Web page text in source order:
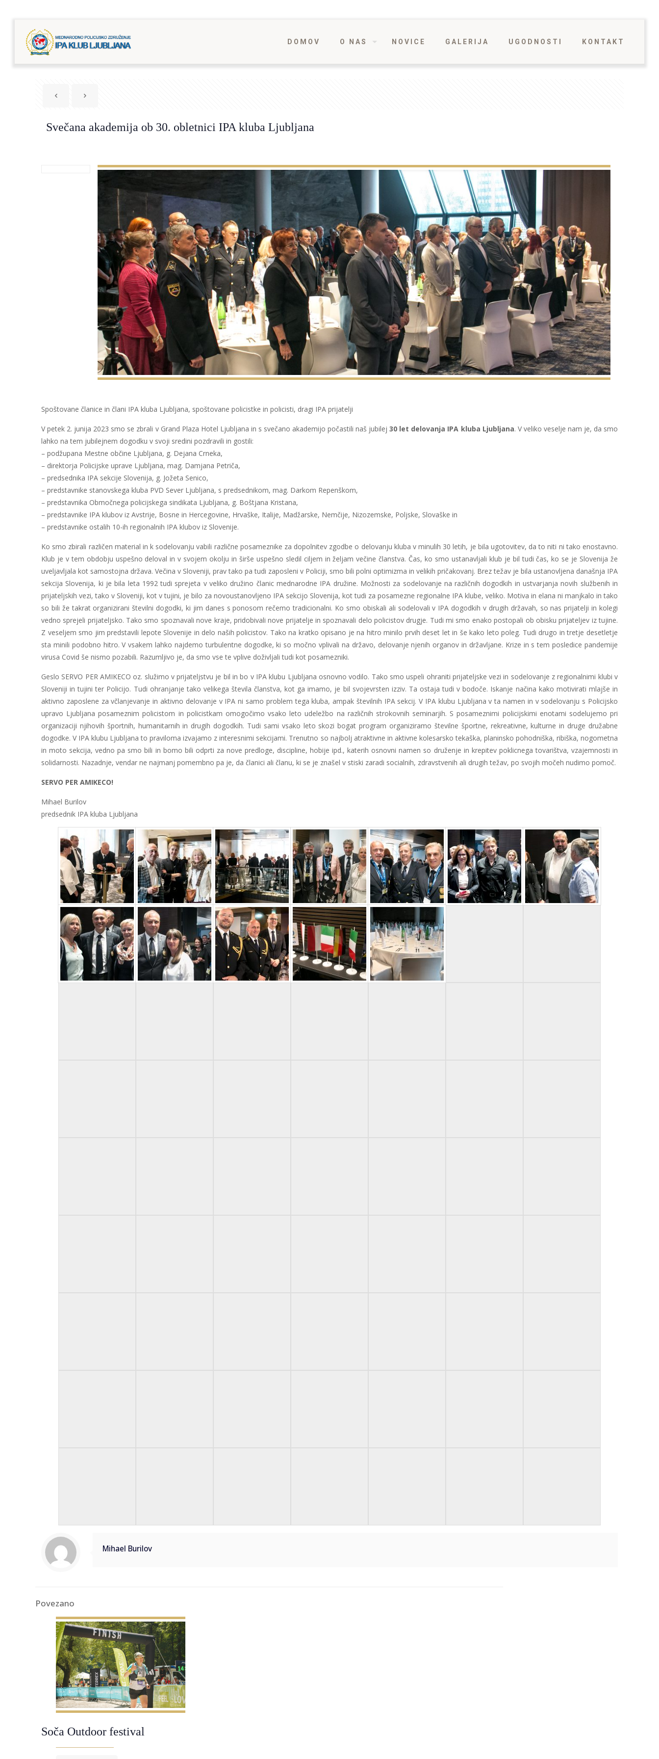
DOMOV O NAS NOVICE GALERIJA UGODNOSTI KONTAKT
Svečana akademija ob 30. obletnici IPA kluba Ljubljana
Spoštovane članice in člani IPA kluba Ljubljana, spoštovane policistke in policisti, dragi IPA prijatelji
V petek 2. junija 2023 smo se zbrali v Grand Plaza Hotel Ljubljana in s svečano akademijo počastili naš jubilej30 let delovanja IPA kluba Ljubljana. V veliko veselje nam je, da smo
lahko na tem jubilejnem dogodku v svoji sredini pozdravili in gostili:
– podžupana Mestne občine Ljubljana, g. Dejana Crneka,
– direktorja Policijske uprave Ljubljana, mag. Damjana Petriča,
– predsednika IPA sekcije Slovenija, g. Jožeta Senico,
– predstavnike stanovskega kluba PVD Sever Ljubljana, s predsednikom, mag. Darkom Repenškom,
– predstavnika Območnega policijskega sindikata Ljubljana, g. Boštjana Kristana,
– predstavnike IPA klubov iz Avstrije, Bosne in Hercegovine, Hrvaške, Italije, Madžarske, Nemčije, Nizozemske, Poljske, Slovaške in
– predstavnike ostalih 10-ih regionalnih IPA klubov iz Slovenije.
Ko smo zbirali različen material in k sodelovanju vabili različne posameznike za dopolnitev zgodbe o delovanju kluba v minulih 30 letih, je bila ugotovitev, da to niti ni tako enostavno.
Klub je v tem obdobju uspešno deloval in v svojem okolju in širše uspešno sledil ciljem in željam večine članstva. Čas, ko smo ustanavljali klub je bil tudi čas, ko se je Slovenija že
uveljavljala kot samostojna država. Večina v Sloveniji, prav tako pa tudi zaposleni v Policiji, smo bili polni optimizma in velikih pričakovanj. Brez težav je bila ustanovljena današnja IPA
sekcija Slovenija, ki je bila leta 1992 tudi sprejeta v veliko družino članic mednarodne IPA družine. Možnosti za sodelovanje na različnih dogodkih in ustvarjanja novih službenih in
prijateljskih vezi, tako v Sloveniji, kot v tujini, je bilo za novoustanovljeno IPA sekcijo Slovenija, kot tudi za posamezne regionalne IPA klube, veliko. Motiva in elana ni manjkalo in tako
so bili že takrat organizirani številni dogodki, ki jim danes s ponosom rečemo tradicionalni. Ko smo obiskali ali sodelovali v IPA dogodkih v drugih državah, so nas prijatelji in kolegi
vedno sprejeli prijateljsko. Tako smo spoznavali nove kraje, pridobivali nove prijatelje in spoznavali delo policistov drugje. Tudi mi smo enako postopali ob obisku prijateljev iz tujine.
Z veseljem smo jim predstavili lepote Slovenije in delo naših policistov. Tako na kratko opisano je na hitro minilo prvih deset let in še kako leto poleg. Tudi drugo in tretje desetletje
sta minili podobno hitro. V vsakem lahko najdemo turbulentne dogodke, ki so močno vplivali na državo, delovanje njenih organov in državljane. Krize in s tem posledice pandemije
virusa Covid še nismo pozabili. Razumljivo je, da smo vse te vplive doživljali tudi kot posamezniki.
Geslo SERVO PER AMIKECO oz. služimo v prijateljstvu je bil in bo v IPA klubu Ljubljana osnovno vodilo. Tako smo uspeli ohraniti prijateljske vezi in sodelovanje z regionalnimi klubi v
Sloveniji in tujini ter Policijo. Tudi ohranjanje tako velikega števila članstva, kot ga imamo, je bil svojevrsten izziv. Ta ostaja tudi v bodoče. Iskanje načina kako motivirati mlajše in
aktivno zaposlene za včlanjevanje in aktivno delovanje v IPA ni samo problem tega kluba, ampak številnih IPA sekcij. V IPA klubu Ljubljana v ta namen in v sodelovanju s Policijsko
upravo Ljubljana posameznim policistom in policistkam omogočimo vsako leto udeležbo na različnih strokovnih seminarjih. S posameznimi policijskimi enotami sodelujemo pri
organizaciji njihovih športnih, humanitarnih in drugih dogodkih. Tudi sami vsako leto skozi bogat program organiziramo številne športne, rekreativne, kulturne in druge družabne
dogodke. V IPA klubu Ljubljana to praviloma izvajamo z interesnimi sekcijami. Trenutno so najbolj atraktivne in aktivne kolesarsko tekaška, planinsko pohodniška, ribiška, nogometna
in moto sekcija, vedno pa smo bili in bomo bili odprti za nove predloge, discipline, hobije ipd., katerih osnovni namen so druženje in krepitev poklicnega tovarištva, vzajemnosti in
solidarnosti. Nazadnje, vendar ne najmanj pomembno pa je, da članici ali članu, ki se je znašel v stiski zaradi socialnih, zdravstvenih ali drugih težav, po svojih močeh nudimo pomoč.
SERVO PER AMIKECO!
Mihael Burilov
predsednik IPA kluba Ljubljana
Mihael Burilov
Povezano
Soča Outdoor festival